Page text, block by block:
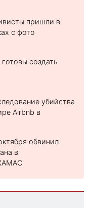
пришли в
с фото
создать
убийства
Airbnb в
обвинил
в